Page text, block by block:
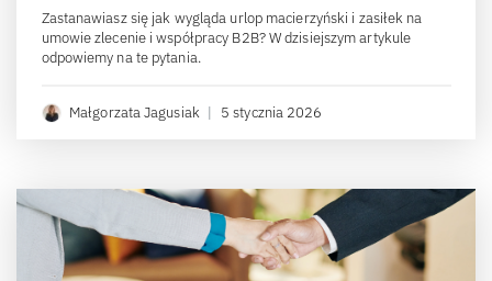
Zastanawiasz się jak wygląda urlop macierzyński i zasiłek na
umowie zlecenie i współpracy B2B? W dzisiejszym artykule
odpowiemy na te pytania.
Małgorzata Jagusiak | 5 stycznia 2026